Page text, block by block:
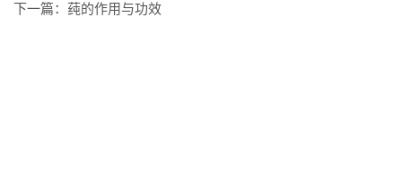
下一篇： 莼的作用与功效